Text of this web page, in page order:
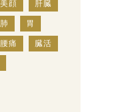
美顔 肝臓
肺 胃
腰痛 臓活